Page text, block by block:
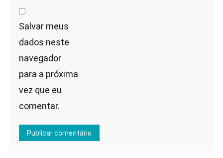
Salvar meus
dados neste
navegador
para a próxima
vez que eu
comentar.